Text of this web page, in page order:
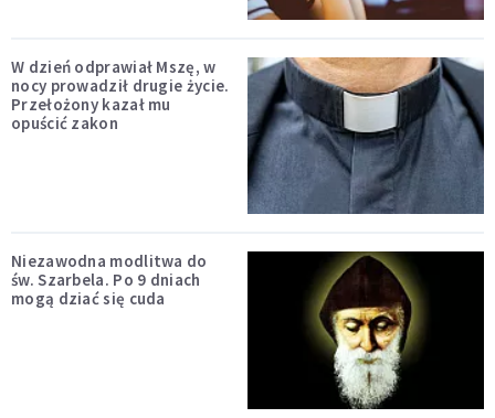
W dzień odprawiał Mszę, w
nocy prowadził drugie życie.
Przełożony kazał mu
opuścić zakon
Niezawodna modlitwa do
św. Szarbela. Po 9 dniach
mogą dziać się cuda